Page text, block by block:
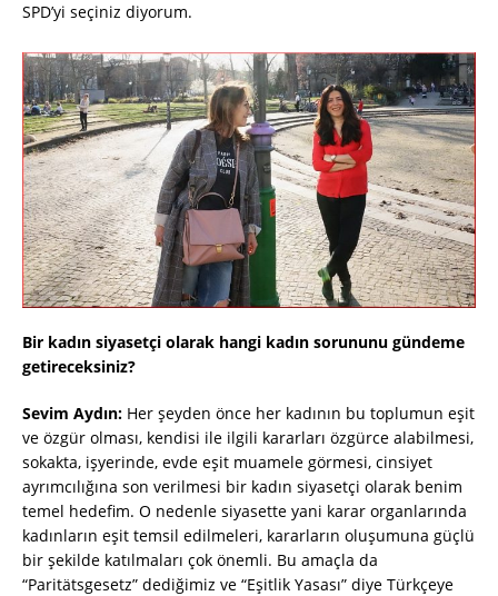
SPD’yi seçiniz diyorum.
Bir kadın siyasetçi olarak hangi kadın sorununu gündeme
getireceksiniz?
Sevim Aydın: Her şeyden önce her kadının bu toplumun eşit
ve özgür olması, kendisi ile ilgili kararları özgürce alabilmesi,
sokakta, işyerinde, evde eşit muamele görmesi, cinsiyet
ayrımcılığına son verilmesi bir kadın siyasetçi olarak benim
temel hedefim. O nedenle siyasette yani karar organlarında
kadınların eşit temsil edilmeleri, kararların oluşumuna güçlü
bir şekilde katılmaları çok önemli. Bu amaçla da
“Paritätsgesetz” dediğimiz ve “Eşitlik Yasası” diye Türkçeye